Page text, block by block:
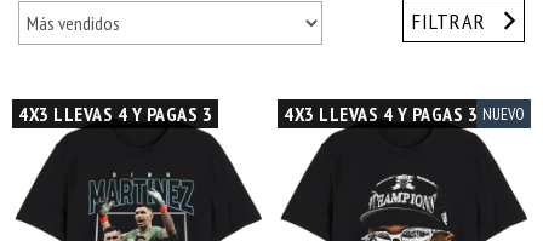
FILTRAR
4X3 LLEVAS 4 Y PAGAS 3 4X3 LLEVAS 4 Y PAGAS 3 NUEVO